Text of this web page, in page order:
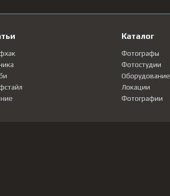
Каталог
Фотографы
Фотостудии
Оборудование
Локации
Фотографии